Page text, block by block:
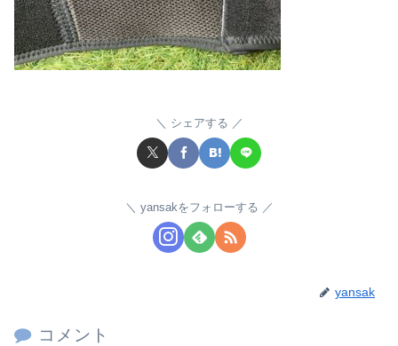
シェアする
yansakをフォローする
yansak
コメント